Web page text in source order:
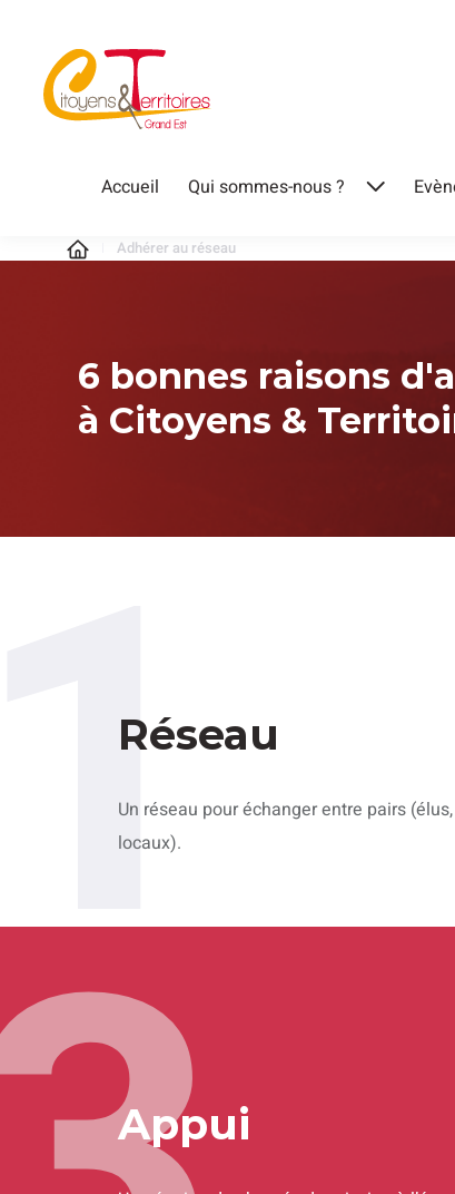
Accueil Qui sommes-nous ?
Adhérer au réseau
6 bonnes raisons
à Citoyens &
Réseau
Un réseau pour échanger entre pairs
locaux).
Appui